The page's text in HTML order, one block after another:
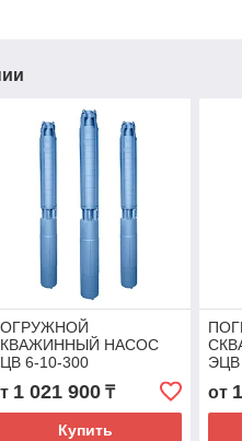
НАСОС
6-10-300
1 021 900₸
Купить
ЭЦВ
от